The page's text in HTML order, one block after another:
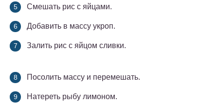
Смешать рис с яйцами.
Добавить в массу укроп.
Залить рис с яйцом сливки.
Посолить массу и перемешать.
Натереть рыбу лимоном.